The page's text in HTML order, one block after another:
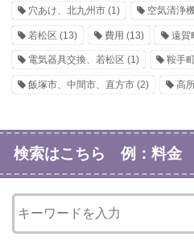
穴あけ、北九州市 (1) 空気清浄
若松区 (13) 費用 (13) 遠賀
電気器具交換、若松区 (1) 鞍手
飯塚市、中間市、直方市 (2) 高
検索はこちら 例：料金